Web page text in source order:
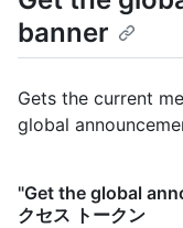
banner
Gets the current
global
"Get the global
クセス トークン